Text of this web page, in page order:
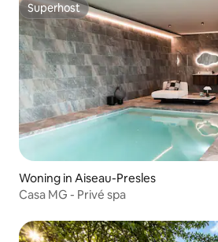
Superhost
Superhost
Woning in Aiseau-Presles
Casa MG - Privé spa